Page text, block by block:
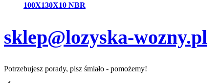
100X130X10 NBR
sklep@lozyska-wozny.pl
Potrzebujesz porady, pisz śmiało - pomożemy!